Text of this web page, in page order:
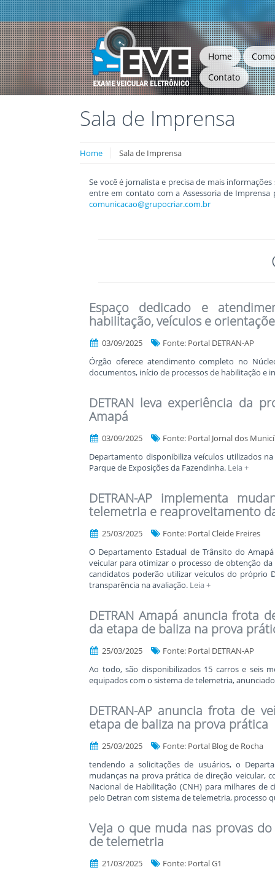
Home
Contato
Sala de Imprensa
Home Sala de Imprensa
Se você é jornalista e precisa de mais
entre em contato com a Assessoria de Imprensa
comunicacao@grupocriar.com.br
Espaço dedicado e
habilitação, veículos e
03/09/2025
Fonte: Portal DETRAN-AP
Órgão oferece atendimento completo no
documentos, início de processos de habilitação e
DETRAN leva experiência da
Amapá
03/09/2025
Fonte: Portal Jornal dos
Departamento disponibiliza veículos utilizados
Parque de Exposições da Fazendinha. Leia +
DETRAN-AP implementa
telemetria e reaproveitamento
25/03/2025
Fonte: Portal Cleide Freires
O Departamento Estadual de Trânsito do
veicular para otimizar o processo de obtenção
candidatos poderão utilizar veículos do próprio
transparência na avaliação. Leia +
DETRAN Amapá anuncia frota
da etapa de baliza na prova
25/03/2025
Fonte: Portal DETRAN-AP
Ao todo, são disponibilizados 15 carros e seis
equipados com o sistema de telemetria,
DETRAN-AP anuncia frota de
etapa de baliza na prova prática
25/03/2025
Fonte: Portal Blog de Rocha
tendendo a solicitações de usuários, o
mudanças na prova prática de direção veicular,
Nacional de Habilitação (CNH) para milhares de
pelo Detran com sistema de telemetria, processo
Veja o que muda nas provas do
de telemetria
21/03/2025
Fonte: Portal G1